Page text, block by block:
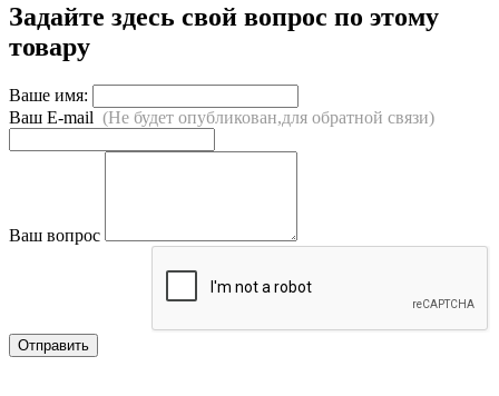
Задайте здесь свой вопрос по этому
товару
Ваше имя:
Ваш E-mail (Не будет опубликован,для обратной связи)
Ваш вопрос
Отправить